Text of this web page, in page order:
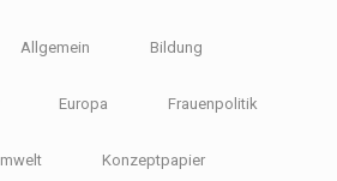
Allgemein Bildung
Europa Frauenpolitik
Konzeptpapier